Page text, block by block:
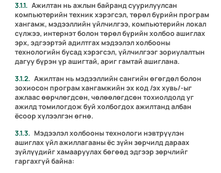
Ажилтан нь ажлын байранд суурилуулсан
компьютерийн техник хэрэгсэл, төрөл бүрийн програм
хангамж, мэдээллийн үйлчилгээ, компьютерийн локал
сүлжээ, интернэт болон төрөл бүрийн холбоо ашиглах
эрх, эдгээртэй адилтгах мэдээлэл холбооны
технологийн бусад хэрэгсэл, үйлчилгээг зориулалтын
дагуу бүрэн үр ашигтай, ариг гамтай ашиглана.
Ажилтан нь мэдээллийн сангийн өгөгдөл болон
зохиосон програм хангамжийн эх код /эх хувь/-ыг
ажлаас өөрчлөгдсөн, чөлөөлөгдсөн тохиолдолдуг
ажилд томилогдож буй холбогдох ажилтанд албан
ёсоор хүлээлгэн өгнө.
Мэдээлэл холбооны технологи нэвтрүүлэн
ашиглах үйл ажиллагааны ёс зүйн зөрчилд дараах
зүйлүүдийг хамааруулах бөгөөд эдгээр зөрчлийг
гаргахгүй байна: